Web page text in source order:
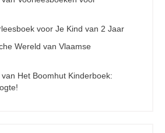
voor Je Kind van 2 Jaar
Wereld van Vlaamse
Het Boomhut Kinderboek: